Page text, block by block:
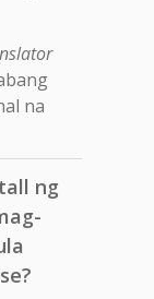
na
ng